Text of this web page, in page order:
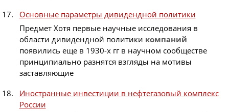
Основные параметры дивидендной политики
Предмет Хотя первые научные исследования в
области дивидендной политики компаний
появились еще в 1930-х гг в научном сообществе
принципиально разнятся взгляды на мотивы
заставляющие
Иностранные инвестиции в нефтегазовый комплекс
России